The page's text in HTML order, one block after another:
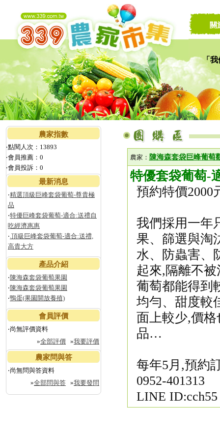
「我
讓
關
農家指數
‧點閱人次：13893
‧會員推薦：0
‧會員投訴：0
最新消息
‧精選頂級巨峰套袋葡萄-尊貴極
品
‧特優巨峰套袋葡萄-適合:送禮自
吃經濟惠惠
‧.頂級巨峰套袋葡萄-適合:送禮,
高貴大方
產品介紹
‧陳海森套袋葡萄果園
‧陳海森套袋葡萄果園
‧鴨蛋(果園開放養殖)
會員評價
‧尚無評價資料
»全部評價 »我要評價
農家問與答
‧尚無問與答資料
»全部問與答 »我要發問
農家： 陳海森套袋巨峰葡萄
特優套袋葡萄-
預約特價2000
我們採用一年
果、篩選與淘
水、防蟲害、
起來,隔離不
葡萄都能得到
均勻、甜度較
面上較少,價
品…
每年5月,預約
0952-401313
LINE